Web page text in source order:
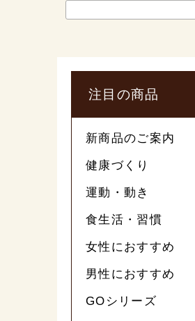
注目の商品
新商品のご案内
健康づくり
運動・動き
食生活・習慣
女性におすすめ
男性におすすめ
GOシリーズ